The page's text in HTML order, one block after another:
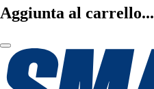
Aggiunta al carrello...